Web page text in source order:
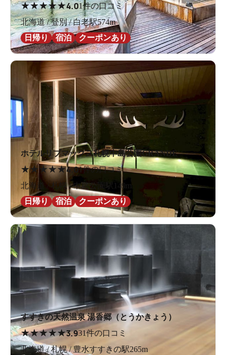
★★★★★4.01件の口コミ
北海道 / 登別 / 白老駅574m
日帰り
宿泊 クーポンあり
ホテルリブマックス札幌中島公園GRANDE
★★ ★★★4.01件の口コミ
北海道 / 札幌 / 中島公園駅149m
日帰り
宿泊 クーポンあり
すすきの天然温泉 湯香郷（とうかきょう）
★★★★★3.931件の口コミ
北海道 / 札幌 / 豊水すすきの駅265m